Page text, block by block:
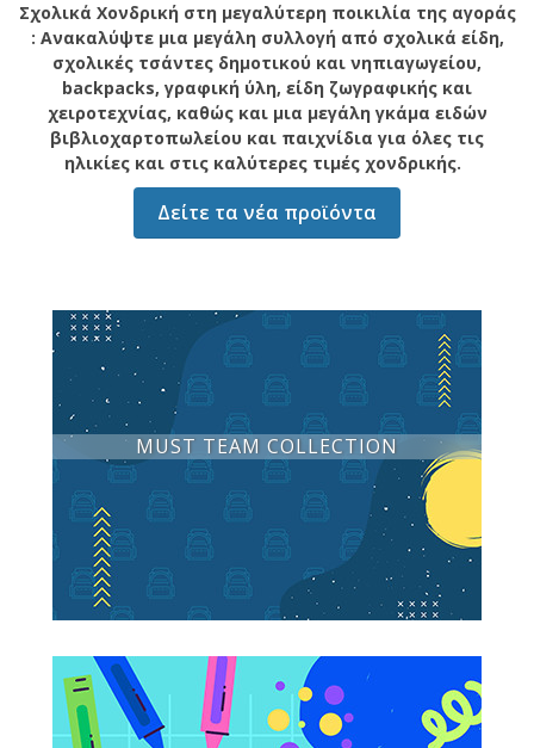
Σχολικά Χονδρική στη μεγαλύτερη ποικιλία της αγοράς
: Ανακαλύψτε μια μεγάλη συλλογή από σχολικά είδη,
σχολικές τσάντες δημοτικού και νηπιαγωγείου,
backpacks, γραφική ύλη, είδη ζωγραφικής και
χειροτεχνίας, καθώς και μια μεγάλη γκάμα ειδών
βιβλιοχαρτοπωλείου και παιχνίδια για όλες τις
ηλικίες και στις καλύτερες τιμές χονδρικής.
Δείτε τα νέα προϊόντα
MUST TEAM COLLECTION